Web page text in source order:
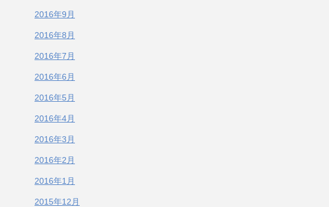
2016年9月
2016年8月
2016年7月
2016年6月
2016年5月
2016年4月
2016年3月
2016年2月
2016年1月
2015年12月